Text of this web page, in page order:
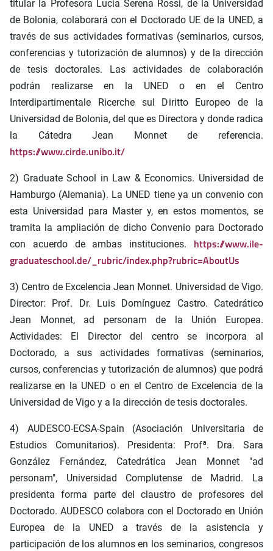
titular la Profesora Lucia Serena Rossi, de la Universidad
de Bolonia, colaborará con el Doctorado UE de la UNED, a
través de sus actividades formativas (seminarios, cursos,
conferencias y tutorización de alumnos) y de la dirección
de tesis doctorales. Las actividades de colaboración
podrán realizarse en la UNED o en el Centro
Interdipartimentale Ricerche sul Diritto Europeo de la
Universidad de Bolonia, del que es Directora y donde radica
la Cátedra Jean Monnet de referencia.
https://www.cirde.unibo.it/
2) Graduate School in Law & Economics. Universidad de
Hamburgo (Alemania). La UNED tiene ya un convenio con
esta Universidad para Master y, en estos momentos, se
tramita la ampliación de dicho Convenio para Doctorado
con acuerdo de ambas instituciones. https://www.ile-
graduateschool.de/_rubric/index.php?rubric=AboutUs
3) Centro de Excelencia Jean Monnet. Universidad de Vigo.
Director: Prof. Dr. Luis Domínguez Castro. Catedrático
Jean Monnet, ad personam de la Unión Europea.
Actividades: El Director del centro se incorpora al
Doctorado, a sus actividades formativas (seminarios,
cursos, conferencias y tutorización de alumnos) que podrá
realizarse en la UNED o en el Centro de Excelencia de la
Universidad de Vigo y a la dirección de tesis doctorales.
4) AUDESCO-ECSA-Spain (Asociación Universitaria de
Estudios Comunitarios). Presidenta: Profª. Dra. Sara
González Fernández, Catedrática Jean Monnet "ad
personam", Universidad Complutense de Madrid. La
presidenta forma parte del claustro de profesores del
Doctorado. AUDESCO colabora con el Doctorado en Unión
Europea de la UNED a través de la asistencia y
participación de los alumnos en los seminarios, congresos